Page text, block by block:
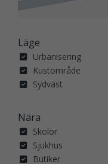
Läge
Urbanisering
Kustområde
Sydväst
Nära
Skolor
Sjukhus
Butiker